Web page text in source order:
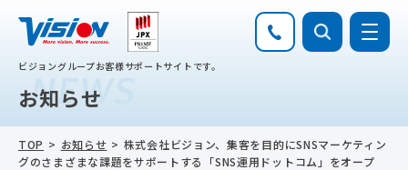
ビジョングループお客様サポートサイトです。
NEWS
お知らせ
TOP お知らせ
株式会社ビジョン、集客を目的にSNSマーケティン
グのさまざまな課題をサポートする「SNS運用ドットコム」をオープ